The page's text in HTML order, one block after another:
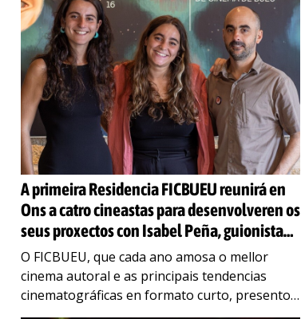
A primeira Residencia FICBUEU reunirá en
Ons a catro cineastas para desenvolveren os
seus proxectos con Isabel Peña, guionista
de ‘As bestas’
O FICBUEU, que cada ano amosa o mellor
cinema autoral e as principais tendencias
cinematográficas en formato curto, presentou
esta mañá o seu programa de residencias